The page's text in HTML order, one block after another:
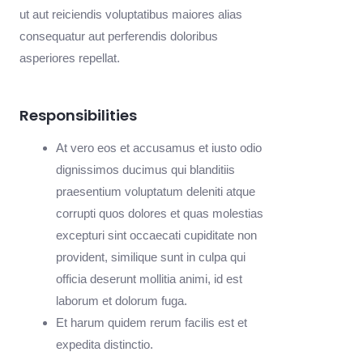
ut aut reiciendis voluptatibus maiores alias
consequatur aut perferendis doloribus
asperiores repellat.
Responsibilities
At vero eos et accusamus et iusto odio
dignissimos ducimus qui blanditiis
praesentium voluptatum deleniti atque
corrupti quos dolores et quas molestias
excepturi sint occaecati cupiditate non
provident, similique sunt in culpa qui
officia deserunt mollitia animi, id est
laborum et dolorum fuga.
Et harum quidem rerum facilis est et
expedita distinctio.